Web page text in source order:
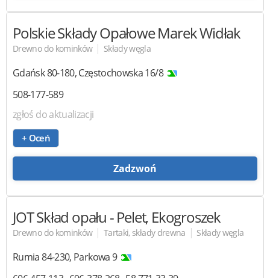
Polskie Składy OpałoweMarek Widłak
Drewno do kominków | Składy węgla
Gdańsk80-180,Częstochowska 16/8
508-177-589
zgłoś do aktualizacji
+ Oceń
Zadzwoń
JOT Skład opału - Pelet, Ekogroszek
Drewno do kominków | Tartaki, składy drewna | Składy węgla
Rumia84-230, Parkowa 9